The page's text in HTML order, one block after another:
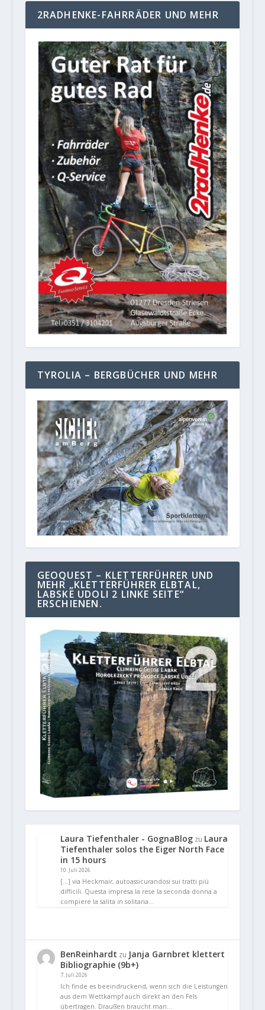
2RADHENKE-FAHRRÄDER UND MEHR
TYROLIA – BERGBÜCHER UND MEHR
GEOQUEST – KLETTERFÜHRER UND
MEHR „KLETTERFÜHRER ELBTAL,
LABSKE UDOLI 2 LINKE SEITE“
ERSCHIENEN.
Laura Tiefenthaler - GognaBlogzu Laura
Tiefenthaler solos the Eiger North Face
in 15 hours
10. Juli 2026
[…] via Heckmair, autoassicurandosi sui tratti più
difficili. Questa impresa la rese la seconda donna a
compiere la salita in solitaria…
BenReinhardt zu Janja Garnbret klettert
Bibliographie (9b+)
7. Juli 2026
Ich finde es beeindruckend, wenn sich die Leistungen
aus dem Wettkampf auch direkt an den Fels
übertragen. Draußen braucht man…